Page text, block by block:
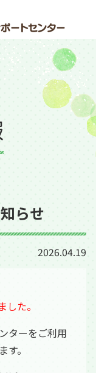
らせ
2026.04.19
た。
ターをご利用
。